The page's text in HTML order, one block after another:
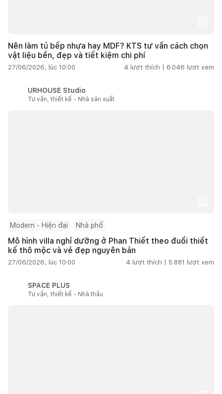
Nên làm tủ bếp nhựa hay MDF? KTS tư vấn cách chọn
vật liệu bền, đẹp và tiết kiệm chi phí
27/06/2026, lúc 10:00 4 lượt thích | 6.046 lượt xem
URHOUSE Studio
Tư vấn, thiết kế - Nhà sản xuất
Modern - Hiện đại Nhà phố
Mô hình villa nghỉ dưỡng ở Phan Thiết theo đuổi thiết
kế thô mộc và vẻ đẹp nguyên bản
27/06/2026, lúc 10:00 4 lượt thích | 5.881 lượt xem
SPACE PLUS
Tư vấn, thiết kế - Nhà thầu